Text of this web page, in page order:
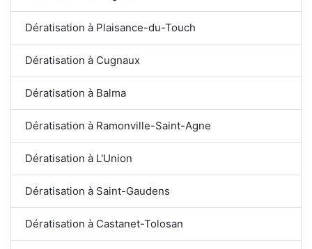
Dératisation à Plaisance-du-Touch
Dératisation à Cugnaux
Dératisation à Balma
Dératisation à Ramonville-Saint-Agne
Dératisation à L'Union
Dératisation à Saint-Gaudens
Dératisation à Castanet-Tolosan